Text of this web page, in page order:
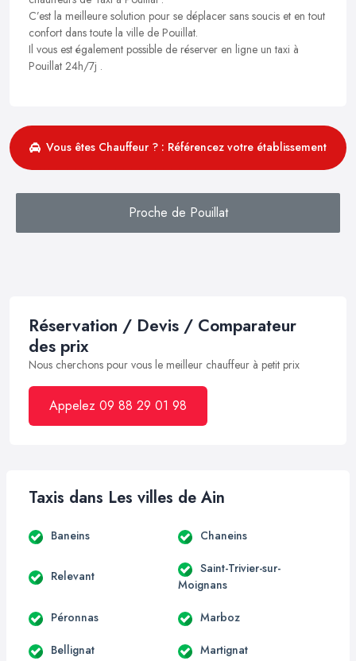
C’est la meilleure solution pour se déplacer sans soucis et en tout
confort dans toute la ville de Pouillat.
Il vous est également possible de réserver en ligne un taxi à
Pouillat 24h/7j .
Vous êtes Chauffeur ? : Référencez votre établissement
Proche de Pouillat
Réservation / Devis / Comparateur
des prix
Nous cherchons pour vous le meilleur chauffeur à petit prix
Appelez 09 88 29 01 98
Taxis dans Les villes de Ain
Baneins Chaneins
Relevant
Saint-Trivier-sur-
Moignans
Péronnas Marboz
Bellignat Martignat